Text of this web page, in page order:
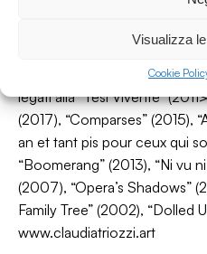
Visualizza
Cookie
condotto per 10 anni il
riflessioni sulla scrittura
iconici si segnalano, oltre i
legati alla “Tesi Vivente”
(2017), “Comparses” (2015),
an et tant pis pour ceux qui
“Boomerang” (2013), “Ni vu
(2007), “Opera’s Shadows”
Family Tree” (2002), “Dolled
www.claudiatriozzi.art